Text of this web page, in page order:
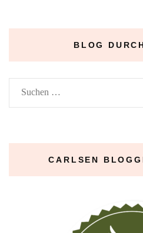
BLOG
Suchen
nach:
CARLSEN